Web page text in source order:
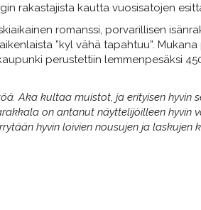
rakastajista kautta vuosisatojen
romanssi, porvarillisen
”kyl vähä tapahtuu”.
perustettiin lemmenpesäksi
Aka kultaa muistot, ja erityisen
on antanut näyttelijöilleen hyvin
hyvin loivien nousujen ja laskujen